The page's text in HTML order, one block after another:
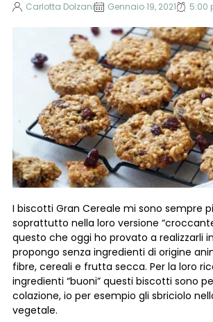
Carlotta Dolzani Gennaio 19, 2021 5:00
I biscotti Gran Cereale mi sono sempre
soprattutto nella loro versione
questo che oggi ho provato a realizzarli
propongo senza ingredienti di origine
fibre, cereali e frutta secca. Per la loro
ingredienti “buoni” questi biscotti sono
colazione, io per esempio gli sbriciolo
vegetale.